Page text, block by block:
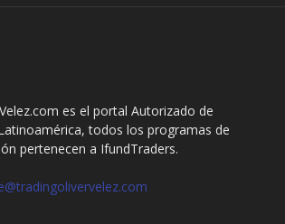
es el portal Autorizado de
todos los programas de
pertenecen a IfundTraders.